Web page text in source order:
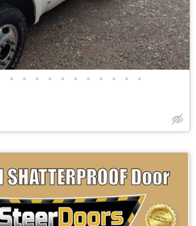
• • • • • • • • • • •